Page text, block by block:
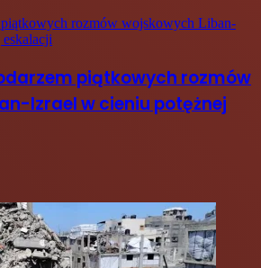
piątkowych rozmów wojskowych Liban-
piątkowych rozmów
Izrael w cieniu potężnej